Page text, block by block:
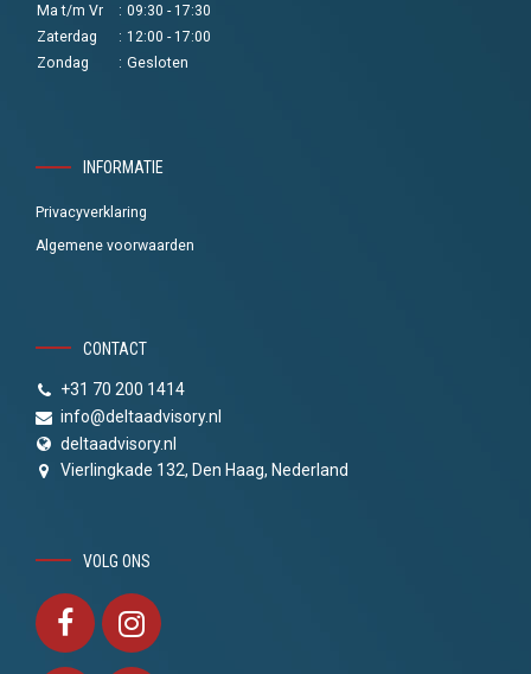
Ma t/m Vr : 09:30 - 17:30
Zaterdag
: 12:00 - 17:00
Zondag
: Gesloten
INFORMATIE
Privacyverklaring
Algemene voorwaarden
CONTACT
+31 70 200 1414
info@deltaadvisory.nl
deltaadvisory.nl
Vierlingkade 132, Den Haag, Nederland
VOLG ONS